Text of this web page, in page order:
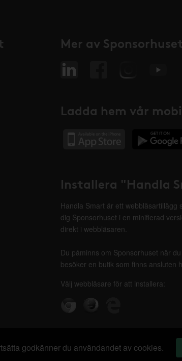
Mer av Sponsorhuset
Ladda hem vår
Installera "Handla
Handla Smart är ett webbläsartillägg
dig Sponsorhuset i en minifierad
direkt i webbläsaren.
Du påminns om Sponsorhuset när du
besöker en butik som finns ansluten
Välj webbläsare för att installera:
godkänner du användandet av cookies.